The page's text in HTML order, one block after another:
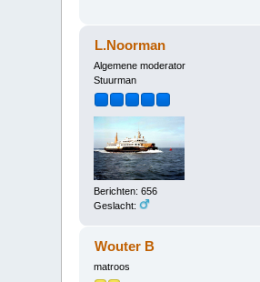
L.Noorman
Algemene moderator
Stuurman
Berichten: 656
Geslacht:
Wouter B
matroos